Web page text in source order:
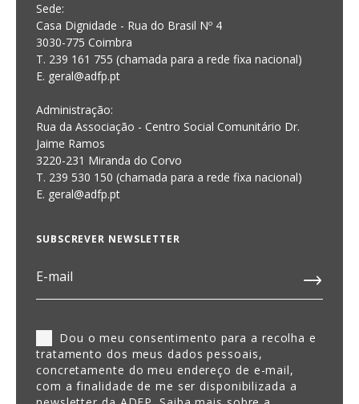
Sede:
Casa Dignidade - Rua do Brasil Nº 4
3030-775 Coimbra
T. 239 161 755 (chamada para a rede fixa nacional)
E. geral@adfp.pt
Administração:
Rua da Associação - Centro Social Comunitário Dr.
Jaime Ramos
3220-231 Miranda do Corvo
T. 239 530 150 (chamada para a rede fixa nacional)
E. geral@adfp.pt
SUBSCREVER NEWSLETTER
Dou o meu consentimento para a recolha e
tratamento dos meus dados pessoais,
concretamente do meu endereço de e-mail,
com a finalidade de me ser disponibilizada a